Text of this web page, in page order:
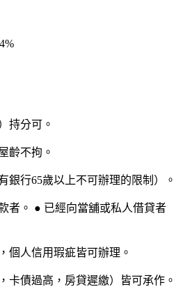
持分可。
齡不拘。
銀行65歲以上不可辦理的限制）。
者。 ● 已經向當舖或私人借貸者
個人信用瑕疵皆可辦理。
卡債過高，房貸遲繳）皆可承作。